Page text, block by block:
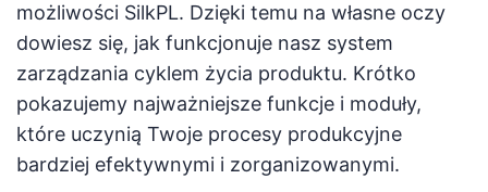
możliwości SilkPL. Dzięki temu na własne oczy
dowiesz się, jak funkcjonuje nasz system
zarządzania cyklem życia produktu. Krótko
pokazujemy najważniejsze funkcje i moduły,
które uczynią Twoje procesy produkcyjne
bardziej efektywnymi i zorganizowanymi.